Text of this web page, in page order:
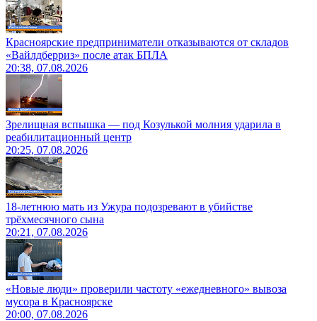
Красноярские предприниматели отказываются от складов
«Вайлдберриз» после атак БПЛА
20:38, 07.08.2026
Зрелищная вспышка — под Козулькой молния ударила в
реабилитационный центр
20:25, 07.08.2026
18-летнюю мать из Ужура подозревают в убийстве
трёхмесячного сына
20:21, 07.08.2026
«Новые люди» проверили частоту «ежедневного» вывоза
мусора в Красноярске
20:00, 07.08.2026